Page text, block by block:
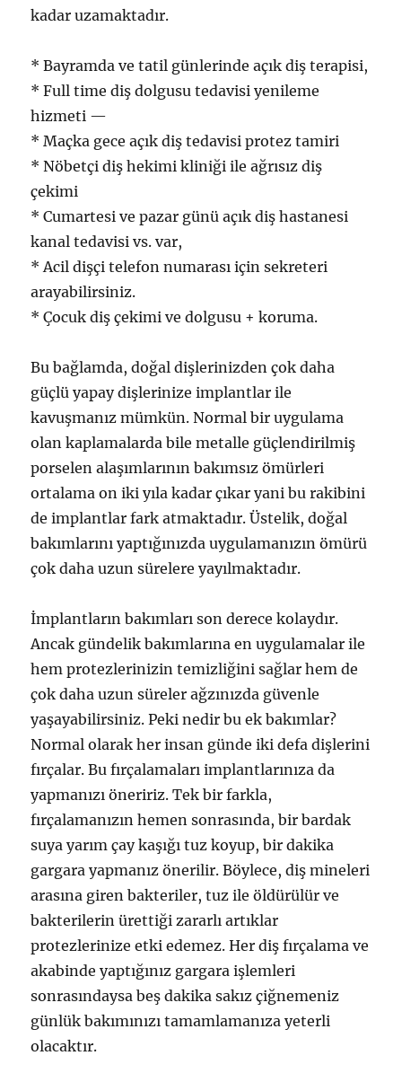
kadar uzamaktadır.
* Bayramda ve tatil günlerinde açık diş terapisi,
* Full time diş dolgusu tedavisi yenileme
hizmeti —
* Maçka gece açık diş tedavisi protez tamiri
* Nöbetçi diş hekimi kliniği ile ağrısız diş
çekimi
* Cumartesi ve pazar günü açık diş hastanesi
kanal tedavisi vs. var,
* Acil dişçi telefon numarası için sekreteri
arayabilirsiniz.
* Çocuk diş çekimi ve dolgusu + koruma.
Bu bağlamda, doğal dişlerinizden çok daha
güçlü yapay dişlerinize implantlar ile
kavuşmanız mümkün. Normal bir uygulama
olan kaplamalarda bile metalle güçlendirilmiş
porselen alaşımlarının bakımsız ömürleri
ortalama on iki yıla kadar çıkar yani bu rakibini
de implantlar fark atmaktadır. Üstelik, doğal
bakımlarını yaptığınızda uygulamanızın ömürü
çok daha uzun sürelere yayılmaktadır.
İmplantların bakımları son derece kolaydır.
Ancak gündelik bakımlarına en uygulamalar ile
hem protezlerinizin temizliğini sağlar hem de
çok daha uzun süreler ağzınızda güvenle
yaşayabilirsiniz. Peki nedir bu ek bakımlar?
Normal olarak her insan günde iki defa dişlerini
fırçalar. Bu fırçalamaları implantlarınıza da
yapmanızı öneririz. Tek bir farkla,
fırçalamanızın hemen sonrasında, bir bardak
suya yarım çay kaşığı tuz koyup, bir dakika
gargara yapmanız önerilir. Böylece, diş mineleri
arasına giren bakteriler, tuz ile öldürülür ve
bakterilerin ürettiği zararlı artıklar
protezlerinize etki edemez. Her diş fırçalama ve
akabinde yaptığınız gargara işlemleri
sonrasındaysa beş dakika sakız çiğnemeniz
günlük bakımınızı tamamlamanıza yeterli
olacaktır.